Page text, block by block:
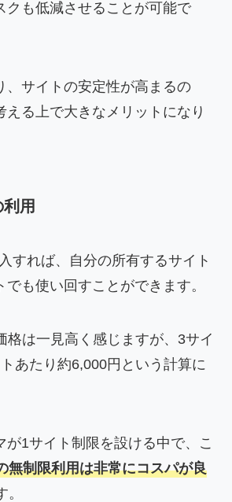
クも低減させることが可能で
、サイトの安定性が高まるの
える上で大きなメリットになり
用
すれば、自分の所有するサイト
も使い回すことができます。
格は一見高く感じますが、3サイ
あたり約6,000円という計算に
が1サイト制限を設ける中で、こ
無制限利用は非常にコスパが良